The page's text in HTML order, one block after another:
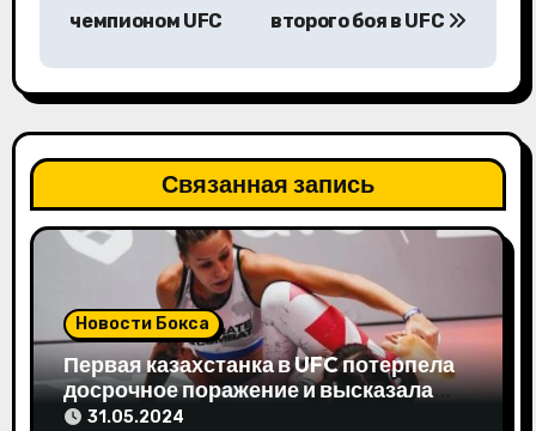
г
а
ц
и
п
о
чемпионом UFC второго боя в UFC
Связанная запись
Новости Бокса
Первая казахстанка в UFC потерпела
досрочное поражение и высказала
свое мнение
31.05.2024